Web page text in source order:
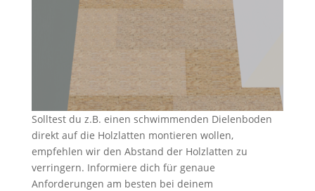
Solltest du z.B. einen schwimmenden Dielenboden
direkt auf die Holzlatten montieren wollen,
empfehlen wir den Abstand der Holzlatten zu
verringern. Informiere dich für genaue
Anforderungen am besten bei deinem